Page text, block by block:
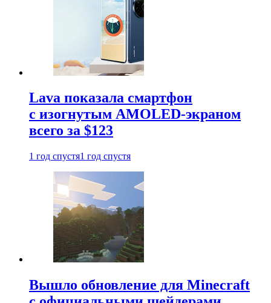
Lava показала смартфон
с изогнутым AMOLED-экраном
всего за $123
1 год спустя1 год спустя
Вышло обновление для Minecraft